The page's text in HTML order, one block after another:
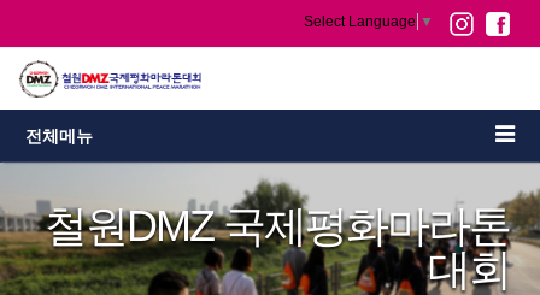
Select Language ▼
전체메뉴
철원DMZ 국제평화마라톤
대회